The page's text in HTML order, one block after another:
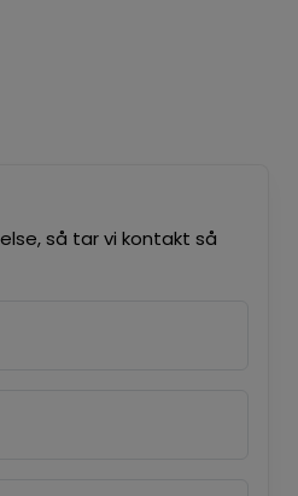
så tar vi kontakt så